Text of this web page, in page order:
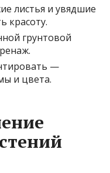
листья и увядшие
красоту.
грунтовой
—
и цвета.